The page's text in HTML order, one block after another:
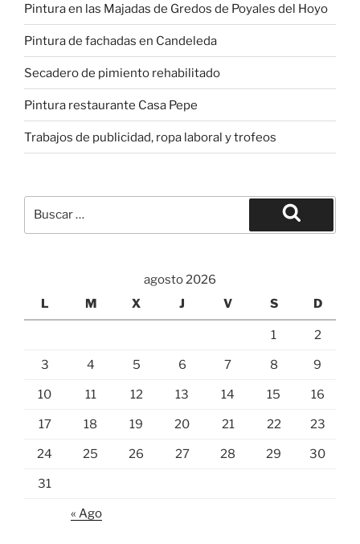
Pintura en las Majadas de Gredos de Poyales del Hoyo
Pintura de fachadas en Candeleda
Secadero de pimiento rehabilitado
Pintura restaurante Casa Pepe
Trabajos de publicidad, ropa laboral y trofeos
por:
Buscar
agosto 2026
L
M X J V S D
1 2
3 4 5 6 7 8 9
10 11 12 13 14 15 16
17 18 19 20 21 22 23
24 25 26 27 28 29 30
31
« Ago